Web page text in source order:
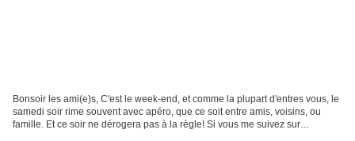
Bonsoir les ami(e)s, C'est le week-end, et comme la plupart d'entres vous, le
samedi soir rime souvent avec apéro, que ce soit entre amis, voisins, ou
famille. Et ce soir ne dérogera pas à la règle! Si vous me suivez sur